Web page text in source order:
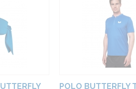
POLO BUTTERFLY